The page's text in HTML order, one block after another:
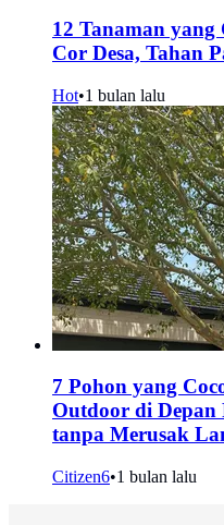
12 Tanaman
Cor Desa, Tahan
Hot•1 bulan lalu
7 Pohon yang
Outdoor di Depan
tanpa Merusak
Citizen6•1 bulan lalu